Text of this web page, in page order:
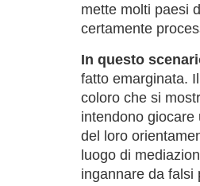
mette molti paesi
certamente
In questo
fatto emarginata.
coloro che si
intendono giocare
del loro
luogo di
ingannare da falsi